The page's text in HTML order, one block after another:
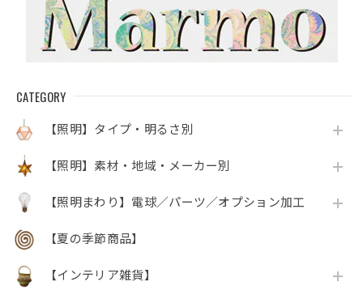
CATEGORY
【照明】タイプ・明るさ別
【照明】素材・地域・メーカー別
【照明まわり】電球／パーツ／オプション加工
【夏の季節商品】
【インテリア雑貨】